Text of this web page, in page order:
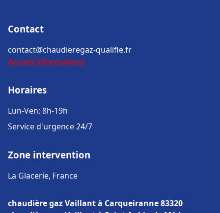
Contact
contact@chaudieregaz-qualifie.fr
Accueil Informations
Horaires
Lun-Ven: 8h-19h
Service d'urgence 24/7
Zone intervention
La Glacerie, France
chaudière gaz Vaillant à Carqueiranne 83320